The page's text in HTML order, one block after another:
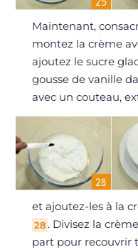
Maintenant,
montez la crème
ajoutez le sucre
gousse de vanille
avec un couteau,
et ajoutez-les à la
28 . Divisez la
part pour recouvrir